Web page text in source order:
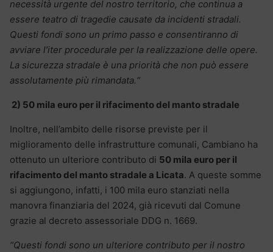
necessità urgente del nostro territorio, che continua a
essere teatro di tragedie causate da incidenti stradali.
Questi fondi sono un primo passo e consentiranno di
avviare l’iter procedurale per la realizzazione delle opere.
La sicurezza stradale è una priorità che non può essere
assolutamente più rimandata.“
2) 50 mila euro per il rifacimento del manto stradale
Inoltre, nell’ambito delle risorse previste per il
miglioramento delle infrastrutture comunali, Cambiano ha
ottenuto un ulteriore contributo di 50 mila euro per il
rifacimento del manto stradale a Licata. A queste somme
si aggiungono, infatti, i 100 mila euro stanziati nella
manovra finanziaria del 2024, già ricevuti dal Comune
grazie al decreto assessoriale DDG n. 1669.
“Questi fondi sono un ulteriore contributo per il nostro